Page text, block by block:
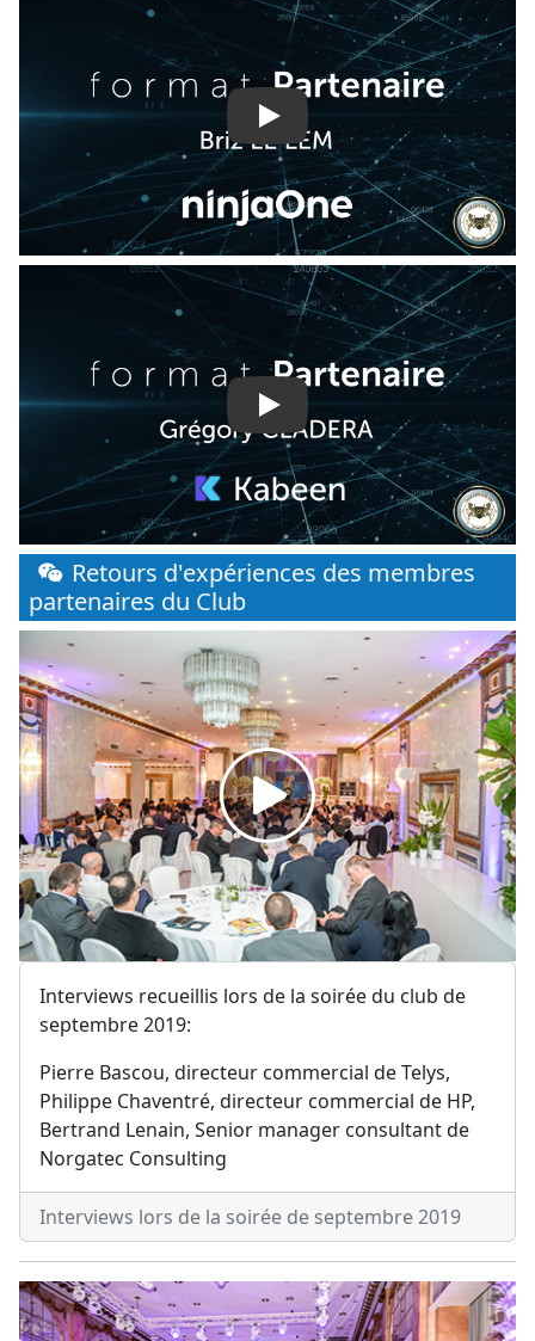
Play
Play
Retours d'expériences des membres
partenaires du Club
Interviews recueillis lors de la soirée du club de
septembre 2019:
Pierre Bascou, directeur commercial de Telys,
Philippe Chaventré, directeur commercial de HP,
Bertrand Lenain, Senior manager consultant de
Norgatec Consulting
Interviews lors de la soirée de septembre 2019